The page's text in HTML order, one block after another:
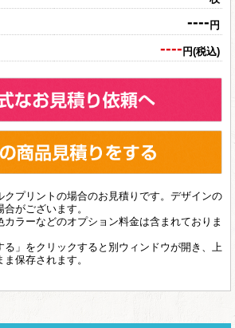
---- 円
---- 円(税込)
プリントの場合のお見積りです。デザインの
がございます。
カラーなどのオプション料金は含まれておりま
」をクリックすると別ウィンドウが開き、上
保存されます。